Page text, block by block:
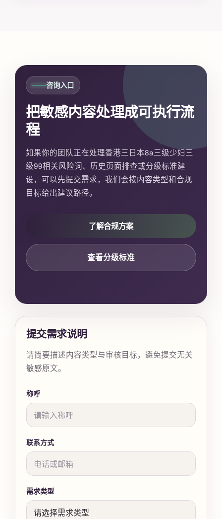
咨询入口
把敏感内容处理成可执行流
程
如果你的团队正在处理香港三日本8a三级少妇三
级99相关风险词、历史页面排查或分级标准建
设，可以先提交需求，我们会按内容类型和合规
目标给出建议路径。
了解合规方案
查看分级标准
提交需求说明
请简要描述内容类型与审核目标，避免提交无关
敏感原文。
称呼
联系方式
需求类型